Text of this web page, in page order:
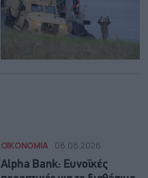
ΟΙΚΟΝΟΜΙΑ 08.08.2026
Alpha Bank: Ευνοϊκές